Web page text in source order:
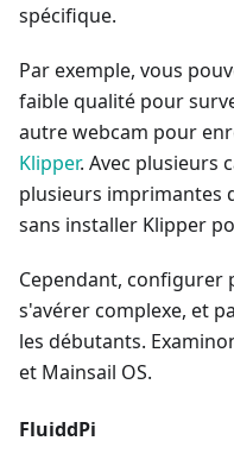
spécifique.
Par exemple, vous
faible qualité pour
autre webcam pour
Klipper. Avec plusieurs
plusieurs imprimantes
sans installer Klipper
Cependant, configurer
s'avérer complexe, et
les débutants.
et Mainsail OS.
FluiddPi